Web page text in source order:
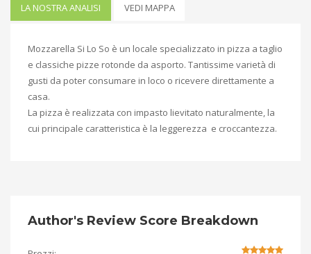
LA NOSTRA ANALISI VEDI MAPPA
Mozzarella Si Lo So è un locale specializzato in pizza a taglio
e classiche pizze rotonde da asporto. Tantissime varietà di
gusti da poter consumare in loco o ricevere direttamente a
casa.
La pizza è realizzata con impasto lievitato naturalmente, la
cui principale caratteristica è la leggerezza e croccantezza.
Author's Review Score Breakdown